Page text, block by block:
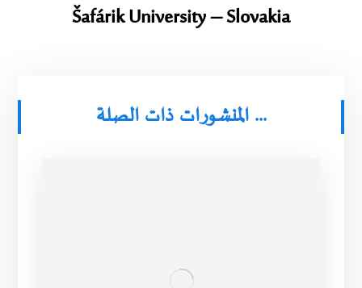
Šafárik University – Slovakia
المنشورات ذات الصلة ...